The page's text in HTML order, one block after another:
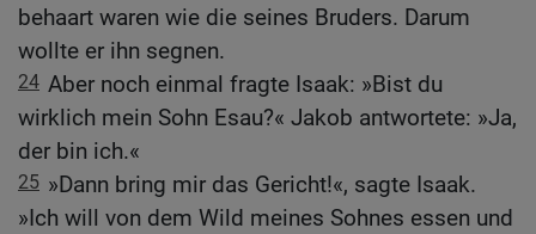
behaart waren wie die seines Bruders. Darum
wollte er ihn segnen.
24 Aber noch einmal fragte Isaak: »Bist du
wirklich mein Sohn Esau?« Jakob antwortete: »Ja,
der bin ich.«
25 »Dann bring mir das Gericht!«, sagte Isaak.
»Ich will von dem Wild meines Sohnes essen und